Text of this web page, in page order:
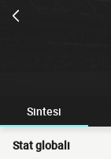
Sintesi
Stat globali